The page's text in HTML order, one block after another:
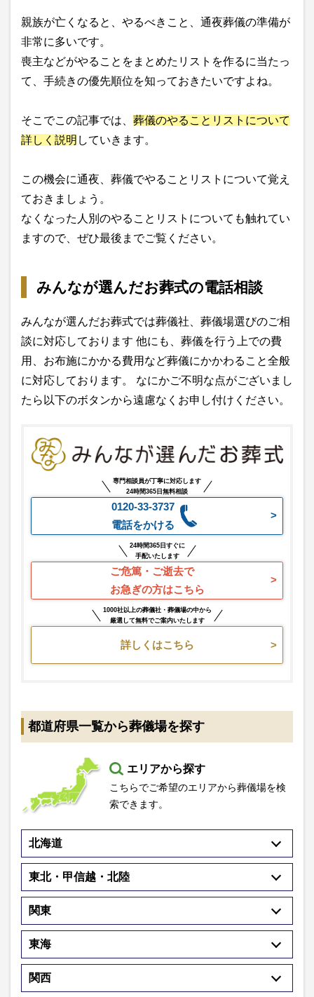
親族が亡くなると、やるべきこと、通夜葬儀の準備が
非常に多いです。
喪主などがやることをまとめたリストを作るに当たっ
て、手続きの優先順位を知っておきたいですよね。
そこでこの記事では、 葬儀のやることリストについて
詳しく説明 していきます。
この機会に通夜、葬儀でやることリストについて覚え
ておきましょう。
なくなった人別のやることリストについても触れてい
ますので、ぜひ最後までご覧ください。
みんなが選んだお葬式の電話相談
みんなが選んだお葬式では葬儀社、葬儀場選びのご相
談に対応しております 他にも、葬儀を行う上での費
用、お布施にかかる費用など葬儀にかかわること全般
に対応しております。 なにかご不明な点がございまし
たら以下のボタンから遠慮なくお申し付けください。
専門相談員が丁寧に対応します
24時間365日無料相談
0120-33-3737
電話をかける
24時間365日すぐに
手配いたします
ご危篤・ご逝去で
お急ぎの方はこちら
1000社以上の葬儀社・葬儀場の中から
厳選して無料でご案内いたします
詳しくはこちら
都道府県一覧から葬儀場を探す
エリアから探す
こちらでご希望のエリアから葬儀場を検
索できます。
北海道
東北・甲信越・北陸
関東
東海
関西